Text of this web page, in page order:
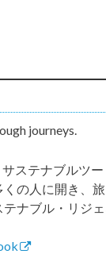
journeys.
ステナブルツ
の人に開き、
テナブル・リジ